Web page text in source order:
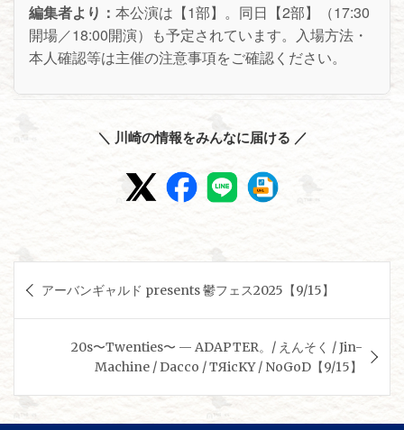
編集者より： 本公演は【1部】。同日【2部】（17:30
開場／18:00開演）も予定されています。入場方法・
本人確認等は主催の注意事項をご確認ください。
＼ 川崎の情報をみんなに届ける ／
稿
ゲ
ー
アーバンギャルド presents 鬱フェス2025【9/15】
20s〜Twenties〜 — ADAPTER。/ えんそく / Jin-
Machine / Dacco / TЯicKY / NoGoD【9/15】